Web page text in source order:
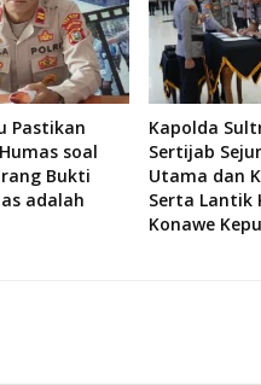
Pastikan
soal
Bukti
adalah
Kapolda
Sertijab
Utama dan
Serta Lantik
Konawe